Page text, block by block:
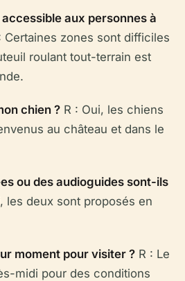
aux personnes à
Certaines zones sont difficiles
roulant tout-terrain est
chien ? R : Oui, les chiens
au château et dans le
ou des audioguides sont-ils
les deux sont proposés en
moment pour visiter ? R : Le
midi pour des conditions